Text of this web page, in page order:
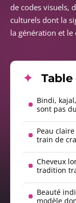
de codes visuels,
culturels dont la
la génération et le
Bindi,
sont pas
Peau
train de
Cheveux
tradition
Beauté
modèle